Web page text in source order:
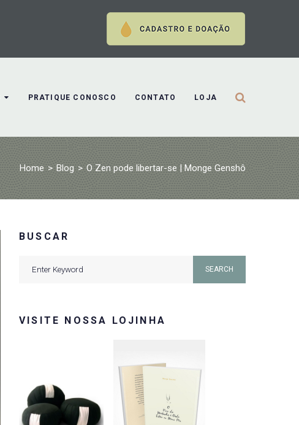
PRATIQUE CONOSCO CONTATO LOJA
Home > Blog > O Zen pode libertar-se | Monge Genshô
BUSCAR
SEARCH
VISITE NOSSA LOJINHA